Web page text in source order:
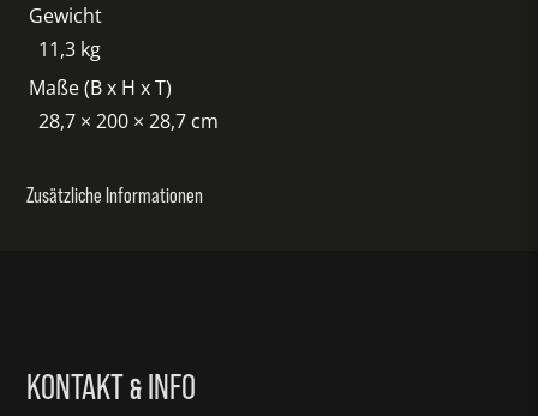
Gewicht
11,3 kg
Maße (B x H x T)
28,7 × 200 × 28,7 cm
Zusätzliche Informationen
KONTAKT& INFO